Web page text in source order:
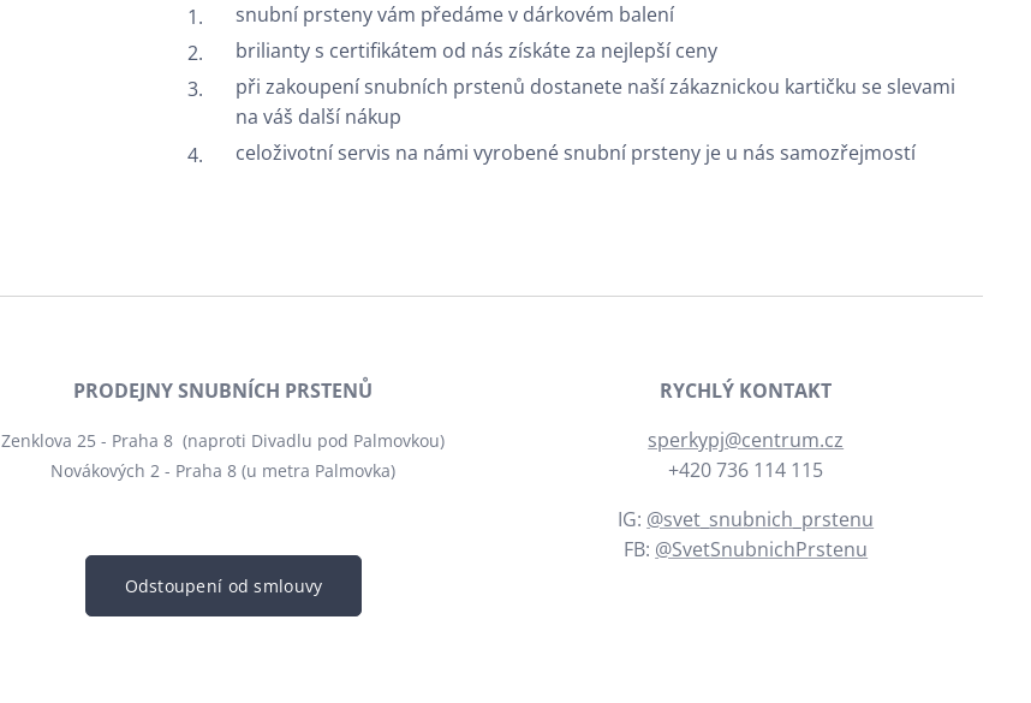
snubní prsteny vám předáme v dárkovém balení
brilianty s certifikátem od nás získáte za nejlepší ceny
při zakoupení snubních prstenů dostanete naší zákaznickou kartičku se slevami
na váš další nákup
celoživotní servis na námi vyrobené snubní prsteny je u nás samozřejmostí
PRODEJNY SNUBNÍCH PRSTENŮ
Zenklova 25 - Praha 8 (naproti Divadlu pod Palmovkou)
Novákových 2 - Praha 8 (u metra Palmovka)
Odstoupení od smlouvy
RYCHLÝ KONTAKT
sperkypj@centrum.cz
+420 736 114 115
IG: @svet_snubnich_prstenu
FB: @SvetSnubnichPrstenu